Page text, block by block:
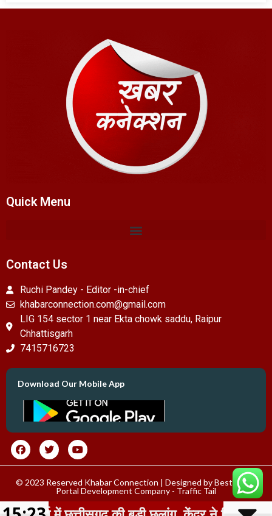
Quick Menu
Contact Us
Ruchi Pandey - Editor -in-chief
khabarconnection.com@gmail.com
LIG 154 sector 1 near Ekta chowk saddu, Raipur
Chhattisgarh
7415716723
Download Our Mobile App
© 2023 Reserved Khabar Connection | Designed byBest News
Portal Development Company - Traffic Tail